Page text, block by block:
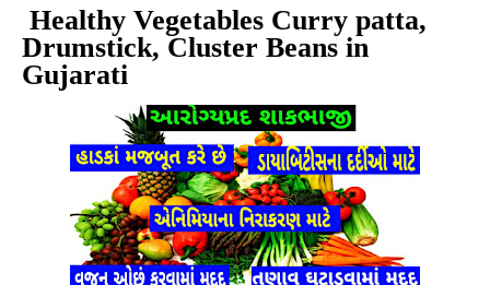
Healthy Vegetables Curry patta,
Drumstick, Cluster Beans in
Gujarati